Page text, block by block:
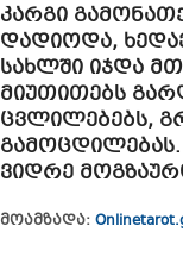
კარგი
დადიოდა,
სახლში იჯდა
მიუთითებს
ცვლილებებს,
გამოცდილებას.
ვიდრე
მოამზადა: